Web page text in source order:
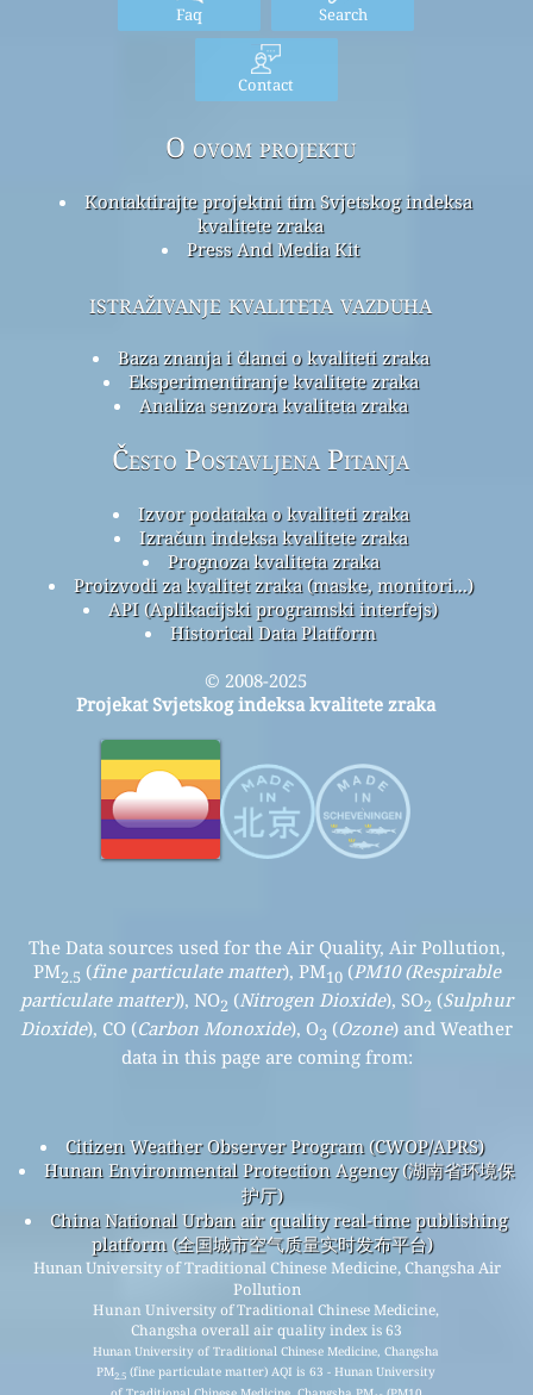
Faq Search
Contact
O ovom projektu
Kontaktirajte projektni tim Svjetskog indeksa
kvalitete zraka
Press And Media Kit
istraživanje kvaliteta vazduha
Baza znanja i članci o kvaliteti zraka
Eksperimentiranje kvalitete zraka
Analiza senzora kvaliteta zraka
Često Postavljena Pitanja
Izvor podataka o kvaliteti zraka
Izračun indeksa kvalitete zraka
Prognoza kvaliteta zraka
Proizvodi za kvalitet zraka (maske, monitori...)
API (Aplikacijski programski interfejs)
Historical Data Platform
© 2008-2025
Projekat Svjetskog indeksa kvalitete zraka
The Data sources used for the Air Quality, Air Pollution,
PM2.5 (fine particulate matter), PM10(PM10 (Respirable
particulate matter)), NO2 (Nitrogen Dioxide), SO2 (Sulphur
Dioxide), CO (Carbon Monoxide), O3 (Ozone) and Weather
data in this page are coming from:
Citizen Weather Observer Program (CWOP/APRS)
Hunan Environmental Protection Agency (湖南省环境保
护厅)
China National Urban air quality real-time publishing
platform (全国城市空气质量实时发布平台)
Hunan University of Traditional Chinese Medicine, Changsha Air
Pollution
Hunan University of Traditional Chinese Medicine,
Changsha overall air quality index is 63
Hunan University of Traditional Chinese Medicine, Changsha
PM2.5 (fine particulate matter) AQI is 63 - Hunan University